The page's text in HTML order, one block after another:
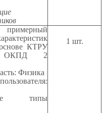
КТРУ
ОКПД 2
Физика
типы
1 шт.